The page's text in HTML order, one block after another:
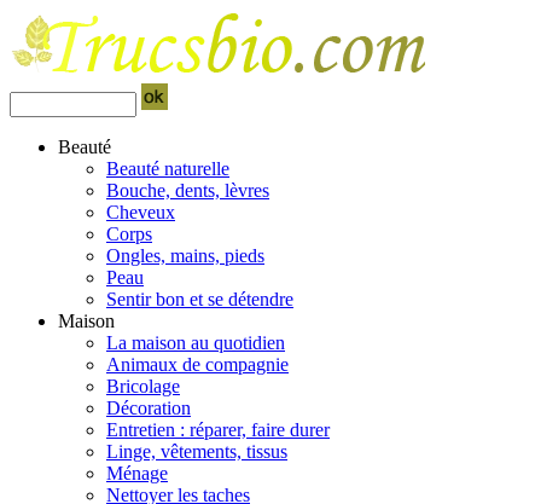
Beauté
Beauté naturelle
Bouche, dents, lèvres
Cheveux
Corps
Ongles, mains, pieds
Peau
Sentir bon et se détendre
Maison
La maison au quotidien
Animaux de compagnie
Bricolage
Décoration
Entretien : réparer, faire durer
Linge, vêtements, tissus
Ménage
Nettoyer les taches